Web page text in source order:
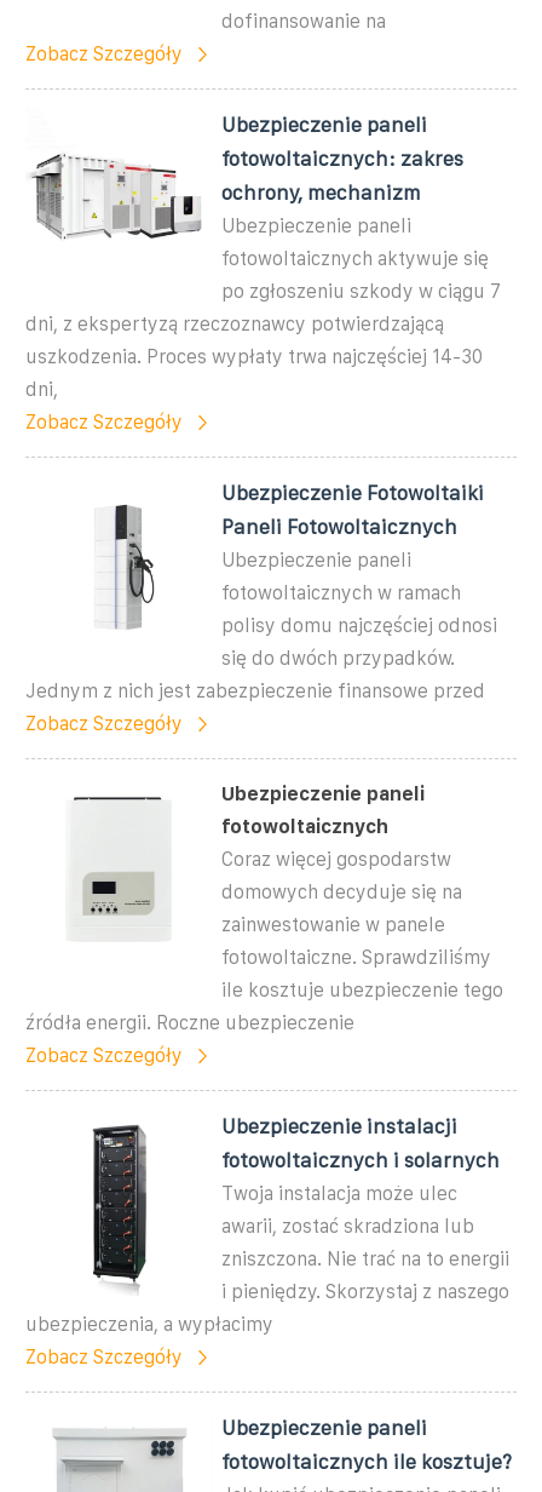
dofinansowanie na
Zobacz Szczegóły
Ubezpieczenie paneli
fotowoltaicznych: zakres
ochrony, mechanizm
Ubezpieczenie paneli
fotowoltaicznych aktywuje się
po zgłoszeniu szkody w ciągu 7
dni, z ekspertyzą rzeczoznawcy potwierdzającą
uszkodzenia. Proces wypłaty trwa najczęściej 14-30
dni,
Zobacz Szczegóły
Ubezpieczenie Fotowoltaiki
Paneli Fotowoltaicznych
Ubezpieczenie paneli
fotowoltaicznych w ramach
polisy domu najczęściej odnosi
się do dwóch przypadków.
Jednym z nich jest zabezpieczenie finansowe przed
Zobacz Szczegóły
Ubezpieczenie paneli
fotowoltaicznych
Coraz więcej gospodarstw
domowych decyduje się na
zainwestowanie w panele
fotowoltaiczne. Sprawdziliśmy
ile kosztuje ubezpieczenie tego
źródła energii. Roczne ubezpieczenie
Zobacz Szczegóły
Ubezpieczenie instalacji
fotowoltaicznych i solarnych
Twoja instalacja może ulec
awarii, zostać skradziona lub
zniszczona. Nie trać na to energii
i pieniędzy. Skorzystaj z naszego
ubezpieczenia, a wypłacimy
Zobacz Szczegóły
Ubezpieczenie paneli
fotowoltaicznych ile kosztuje?